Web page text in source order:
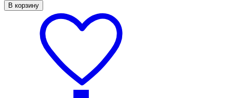
В корзину